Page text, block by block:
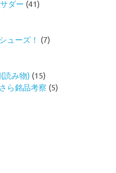
ダー (41)
ューズ！ (7)
読み物) (15)
ら銘品考察 (5)